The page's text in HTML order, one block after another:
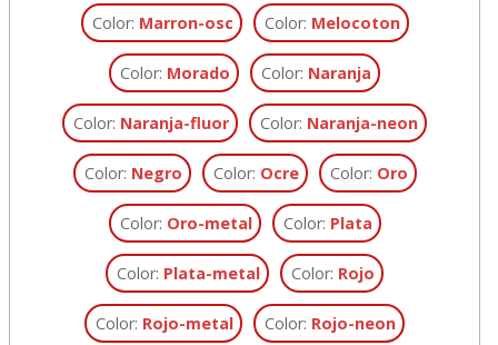
Color: Marron-osc Color: Melocoton
Color: Morado Color: Naranja
Color: Naranja-fluor Color: Naranja-neon
Color: Negro Color: Ocre Color: Oro
Color: Oro-metal Color: Plata
Color: Plata-metal Color: Rojo
Color: Rojo-metal Color: Rojo-neon